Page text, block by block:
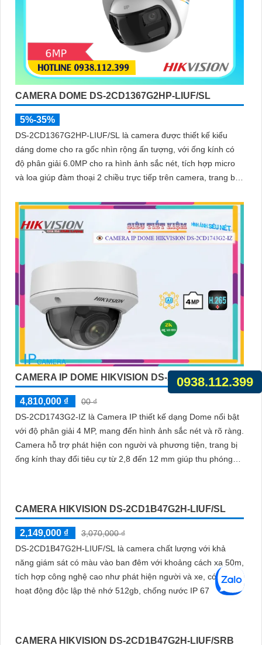
CAMERA DOME DS-2CD1367G2HP-LIUF/SL
5%-35%
DS-2CD1367G2HP-LIUF/SL là camera được thiết kế kiểu
dáng dome cho ra gốc nhìn rộng ấn tượng, với ống kính có
độ phân giải 6.0MP cho ra hình ảnh sắc nét, tích hợp micro
và loa giúp đàm thoại 2 chiều trực tiếp trên camera, trang bị
CAMERA IP DOME HIKVISION DS-2CD1743G2-IZ
4,810,000 ₫
00 ₫
DS-2CD1743G2-IZ là Camera IP thiết kế dạng Dome nổi bật
với độ phân giải 4 MP, mang đến hình ảnh sắc nét và rõ ràng.
Camera hỗ trợ phát hiện con người và phương tiện, trang bị
ống kính thay đổi tiêu cự từ 2,8 đến 12 mm giúp thu phóng
CAMERA HIKVISION DS-2CD1B47G2H-LIUF/SL
2,149,000 ₫
3,070,000 ₫
DS-2CD1B47G2H-LIUF/SL là camera chất lượng với khả
năng giám sát có màu vào ban đêm với khoảng cách xa 50m,
tích hợp công nghệ cao như phát hiện người và xe, có thể
hoạt động độc lập thẻ nhớ 512gb, chống nước IP 67
CAMERA HIKVISION DS-2CD1B47G2H-LIUF/SRB
0938.112.399